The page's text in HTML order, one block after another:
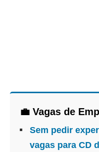
💼 Vagas de
Sem pedir
vagas para CD